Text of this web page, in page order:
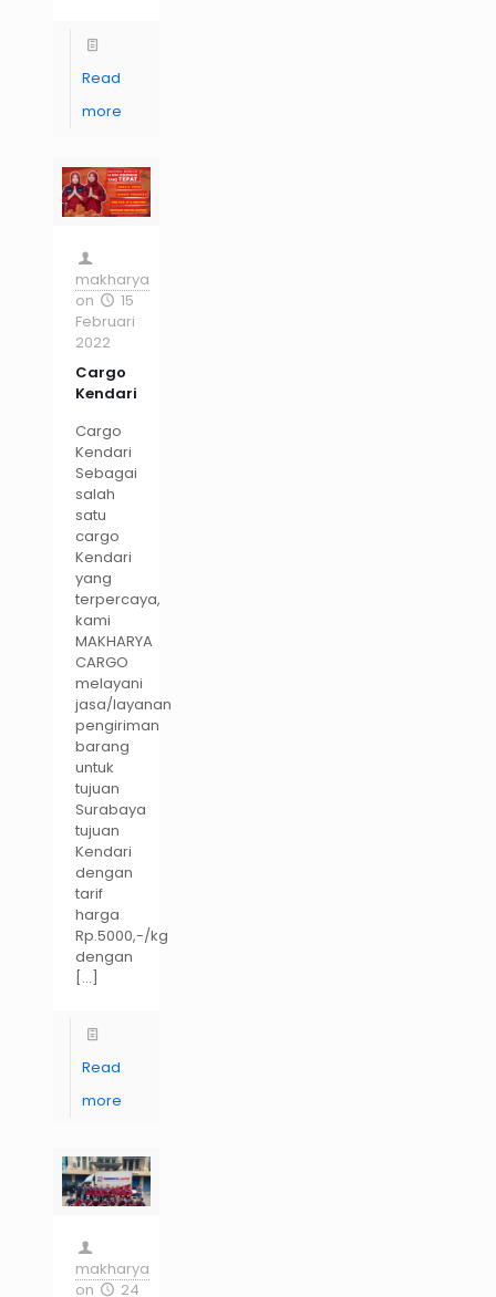
Read
more
makharya
on
15
Februari
2022
Cargo
Kendari
Cargo
Kendari
Sebagai
salah
satu
cargo
Kendari
yang
terpercaya,
kami
MAKHARYA
CARGO
melayani
jasa/layanan
pengiriman
barang
untuk
tujuan
Surabaya
tujuan
Kendari
dengan
tarif
harga
Rp.5000,-/kg
dengan
[…]
Read
more
makharya
on
24